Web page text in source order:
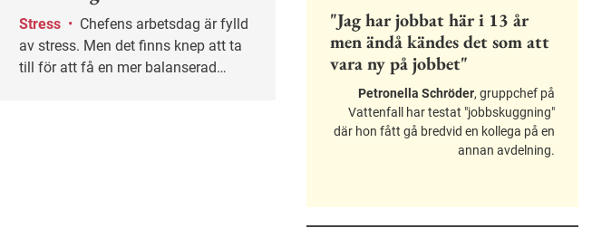
Stress •
av stress. Men det finns knep att ta
till för att få en mer balanserad
"Jag har jobbat här i 13 år
men ändå kändes det som att
vara ny på jobbet"
Petronella Schröder, gruppchef på
Vattenfall har testat "jobbskuggning"
där hon fått gå bredvid en kollega på en
annan avdelning.